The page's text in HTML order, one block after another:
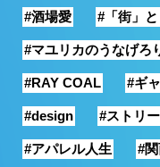
#酒場愛 #「街」と
#マユリカのうなげろ
#RAY COAL #ギ
#design #ストリ
#アパレル人生 #